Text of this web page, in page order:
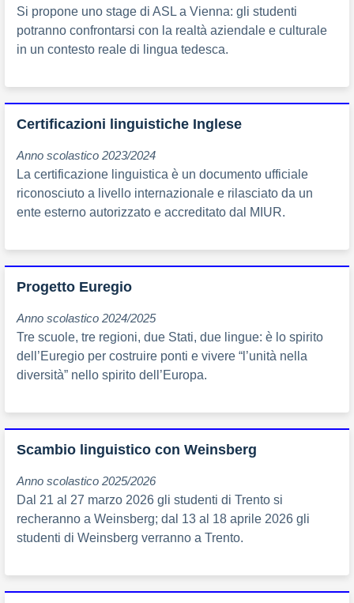
Si propone uno stage di ASL a Vienna: gli studenti
potranno confrontarsi con la realtà aziendale e culturale
in un contesto reale di lingua tedesca.
Certificazioni linguistiche Inglese
Anno scolastico 2023/2024
La certificazione linguistica è un documento ufficiale
riconosciuto a livello internazionale e rilasciato da un
ente esterno autorizzato e accreditato dal MIUR.
Progetto Euregio
Anno scolastico 2024/2025
Tre scuole, tre regioni, due Stati, due lingue: è lo spirito
dell’Euregio per costruire ponti e vivere “l’unità nella
diversità” nello spirito dell’Europa.
Scambio linguistico con Weinsberg
Anno scolastico 2025/2026
Dal 21 al 27 marzo 2026 gli studenti di Trento si
recheranno a Weinsberg; dal 13 al 18 aprile 2026 gli
studenti di Weinsberg verranno a Trento.